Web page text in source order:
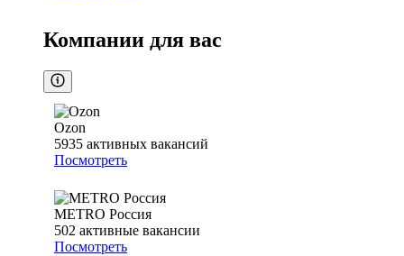
Компании для вас
Ozon
5935 активных вакансий
Посмотреть
METRO Россия
502 активные вакансии
Посмотреть